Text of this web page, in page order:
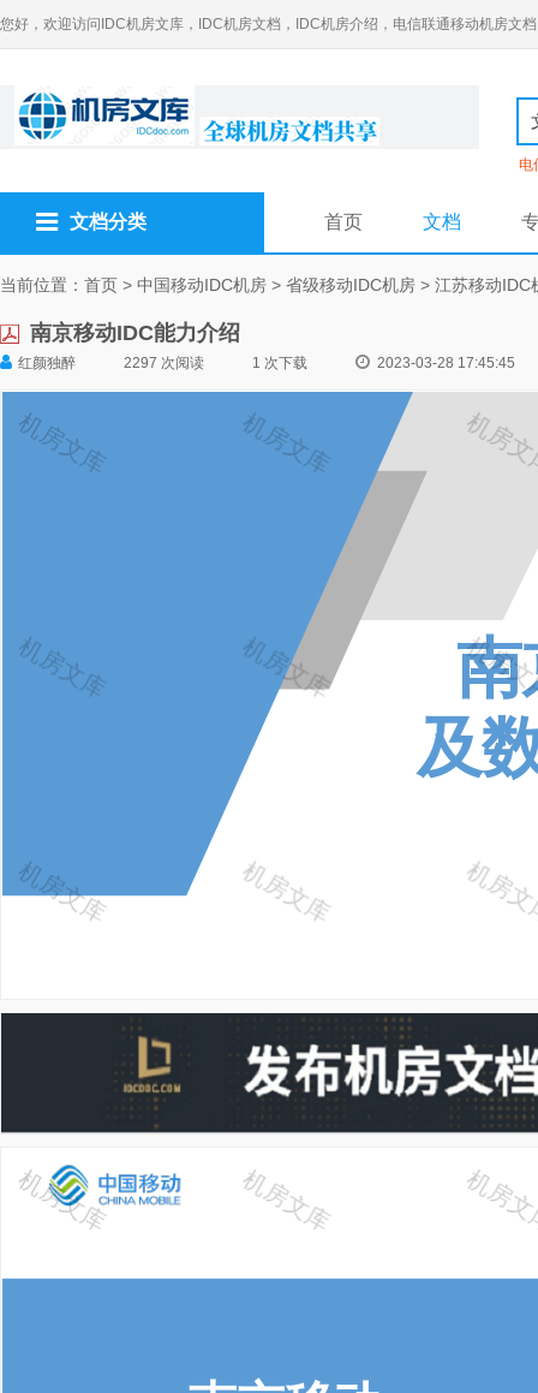
您好，欢迎访问IDC机房文库，IDC机房文档，IDC机房介绍，电信联通移动机房文档
电
文档分类 首页 文档
当前位置： 首页 > 中国移动IDC机房 > 省级移动IDC机房 > 江苏移动IDC
南京移动IDC能力介绍
红颜独醉 2297 次阅读 1 次下载 2023-03-28 17:45:45